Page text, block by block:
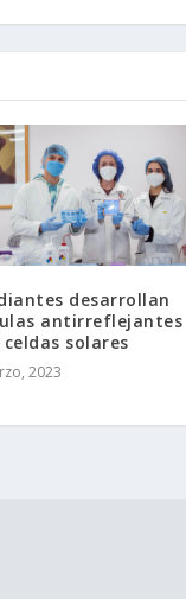
desarrollan
antirreflejantes
solares
2023